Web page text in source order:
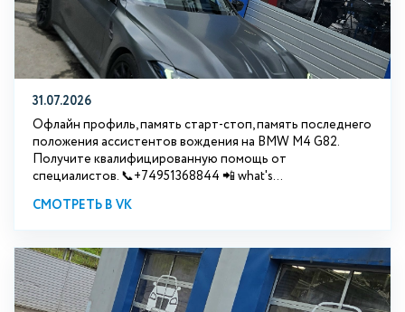
31.07.2026
Офлайн профиль, память старт-стоп, память последнего
положения ассистентов вождения на BMW М4 G82.
Получите квалифицированную помощь от
специалистов. 📞+74951368844 📲 what's...
СМОТРЕТЬ В VK